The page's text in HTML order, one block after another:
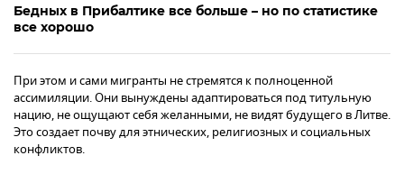
Бедных в Прибалтике все больше – но по статистике
все хорошо
При этом и сами мигранты не стремятся к полноценной
ассимиляции. Они вынуждены адаптироваться под титульную
нацию, не ощущают себя желанными, не видят будущего в Литве.
Это создает почву для этнических, религиозных и социальных
конфликтов.